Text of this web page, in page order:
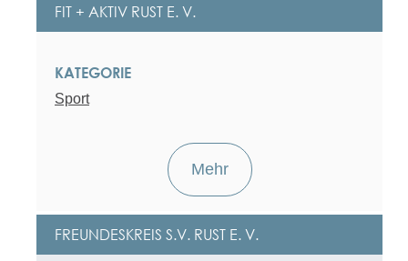
FIT + AKTIV RUST E. V.
KATEGORIE
Sport
Mehr
FREUNDESKREIS S.V. RUST E. V.